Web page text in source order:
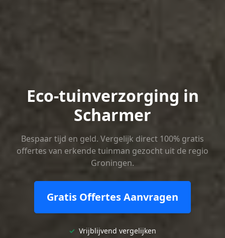
Eco-tuinverzorging in
Scharmer
Bespaar tijd en geld. Vergelijk direct 100% gratis
offertes van erkende tuinman gezocht uit de regio
Groningen.
Gratis Offertes Aanvragen
✓ Vrijblijvend vergelijken